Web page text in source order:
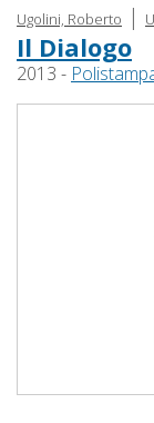
Ugolini, Roberto |
Il Dialogo
2013 -